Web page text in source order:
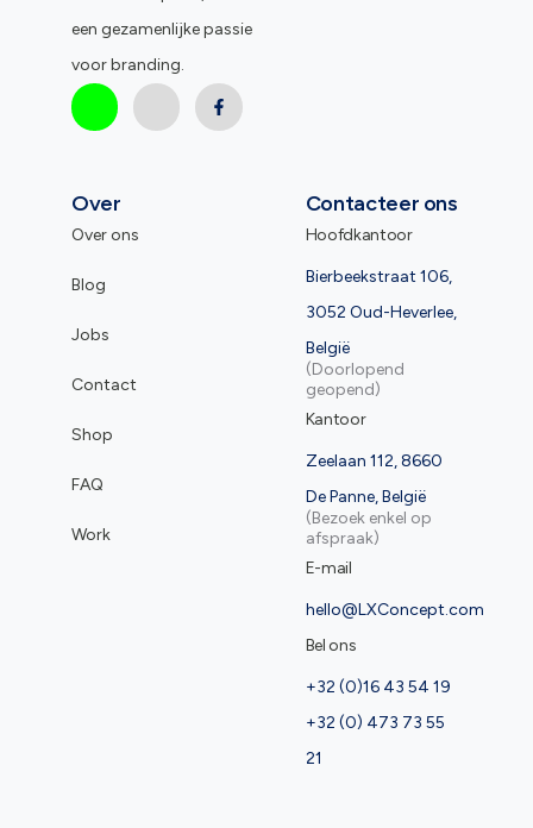
een gezamenlijke passie
voor branding.
Over
Over ons
Blog
Jobs
Contact
Shop
FAQ
Work
Contacteer ons
Hoofdkantoor
Bierbeekstraat 106,
3052 Oud-Heverlee,
België
(Doorlopend
geopend)
Kantoor
Zeelaan 112, 8660
De Panne, België
(Bezoek enkel op
afspraak)
E-mail
hello@LXConcept.com
Bel ons
+32 (0)16 43 54 19
+32 (0) 473 73 55
21